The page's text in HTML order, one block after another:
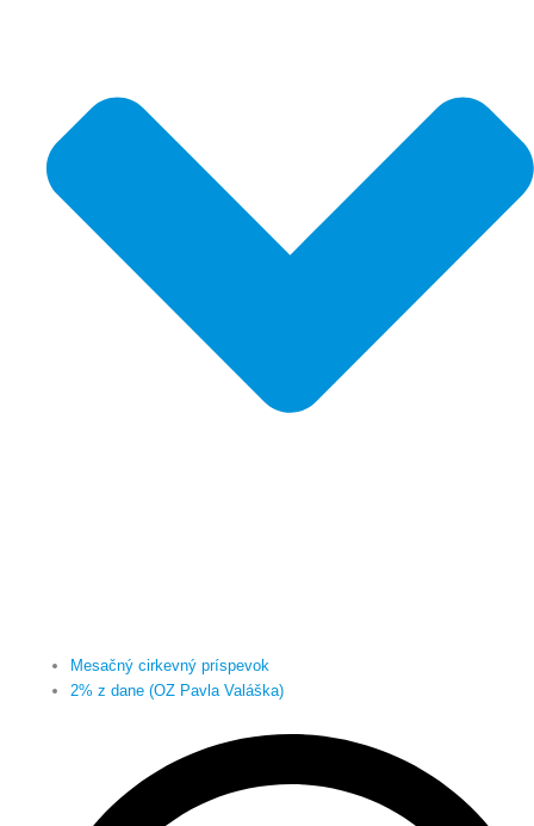
Mesačný cirkevný príspevok
2% z dane (OZ Pavla Valáška)